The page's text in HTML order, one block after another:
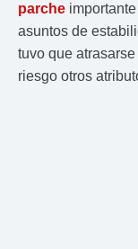
parche
asuntos de
tuvo que
riesgo otros